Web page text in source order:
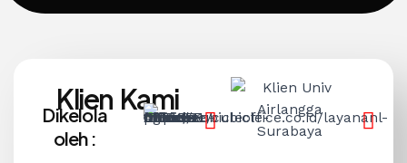
Klien Kami
Dikelola
oleh :